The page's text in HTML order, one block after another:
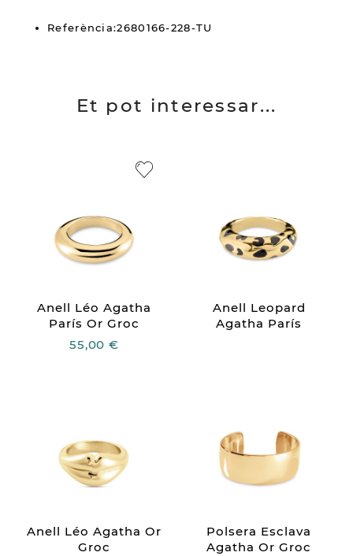
Referència:2680166-228-TU
Et pot interessar...
Anell Léo Agatha
París Or Groc
55,00 €
Anell Leopard
Agatha París
Anell Léo Agatha Or
Groc
Polsera Esclava
Agatha Or Groc